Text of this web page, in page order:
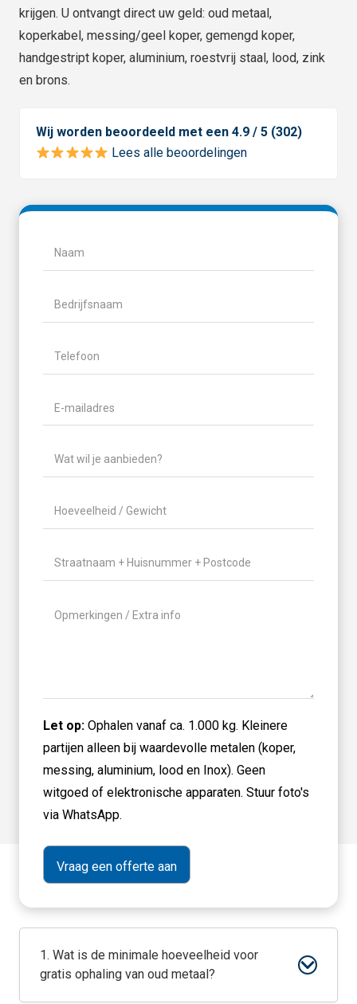
krijgen. U ontvangt direct uw geld: oud metaal,
koperkabel, messing/geel koper, gemengd koper,
handgestript koper, aluminium, roestvrij staal, lood, zink
en brons.
Wij worden beoordeeld met een 4.9 / 5 (302)
Lees alle beoordelingen
Naam
Bedrijfsnaam
Telefoon
mailadres(Vereist)
Wat
wil
aanbieden?
Hoeveelheid
/
Locatie(Vereist)
Geen
Let op: Ophalen vanaf ca. 1.000 kg. Kleinere
partijen alleen bij waardevolle metalen (koper,
messing, aluminium, lood en Inox). Geen
witgoed of elektronische apparaten. Stuur foto's
via WhatsApp.
1. Wat is de minimale hoeveelheid voor
gratis ophaling van oud metaal?